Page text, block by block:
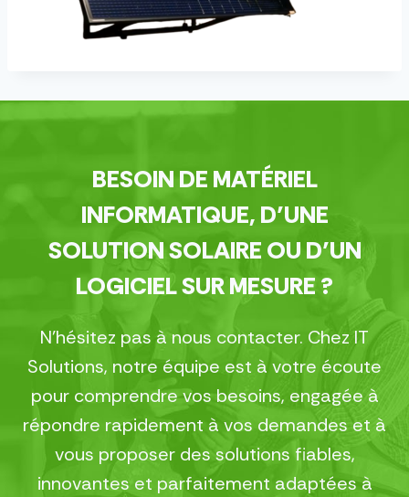
BESOIN DE MATÉRIEL
INFORMATIQUE, D’UNE
SOLUTION SOLAIRE OU D’UN
LOGICIEL SUR MESURE ?
N’hésitez pas à nous contacter. Chez IT
Solutions, notre équipe est à votre écoute
pour comprendre vos besoins, engagée à
répondre rapidement à vos demandes et à
vous proposer des solutions fiables,
innovantes et parfaitement adaptées à